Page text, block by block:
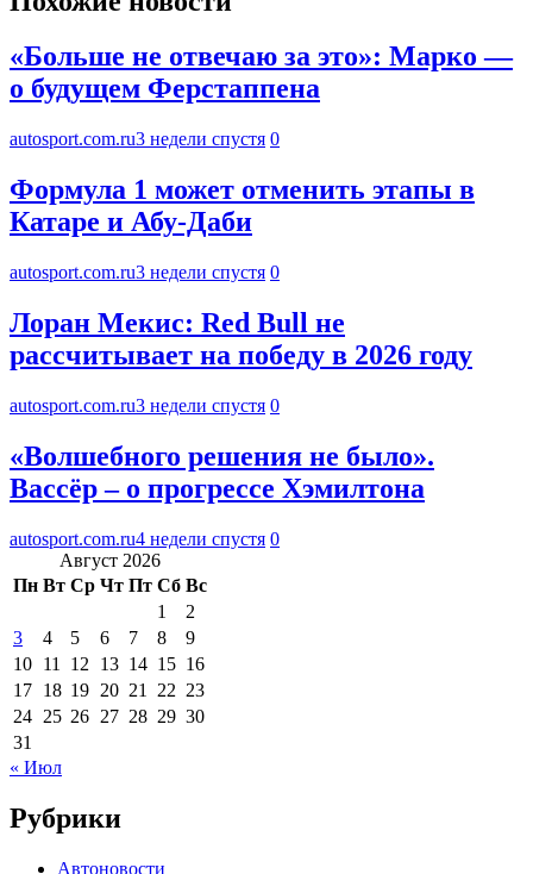
«Больше не отвечаю за это»: Марко —
о будущем Ферстаппена
autosport.com.ru3 недели спустя 0
Формула 1 может отменить этапы в
Катаре и Абу-Даби
autosport.com.ru3 недели спустя 0
Лоран Мекис: Red Bull не
рассчитывает на победу в 2026 году
autosport.com.ru3 недели спустя 0
«Волшебного решения не было».
Вассёр – о прогрессе Хэмилтона
autosport.com.ru4 недели спустя 0
Август 2026
Пн Вт Ср Чт Пт Сб Вс
1
2
3
4 5 6 7 8
9
10 11 12 13 14 15 16
17 18 19 20 21 22 23
24 25 26 27 28 29 30
31
« Июл
Рубрики
Автоновости